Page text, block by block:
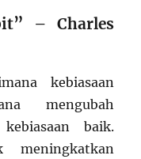
– Charles
kebiasaan
mengubah
baik.
meningkatkan